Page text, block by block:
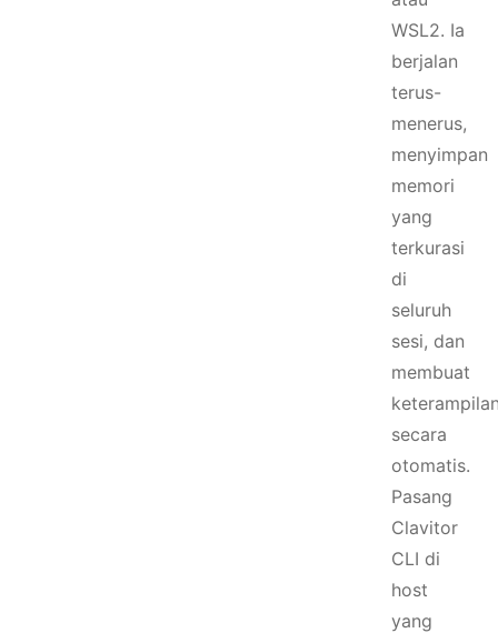
WSL2. Ia
berjalan
terus-
menerus,
menyimpan
memori
yang
terkurasi
di
seluruh
sesi, dan
membuat
secara
otomatis.
Pasang
Clavitor
CLI di
host
yang